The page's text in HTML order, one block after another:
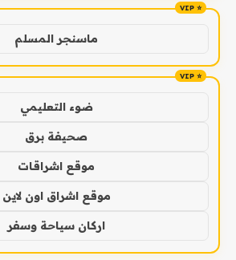
ماسنجر المسلم
ضوء التعليمي
صحيفة برق
موقع اشراقات
موقع اشراق اون لاين
اركان سياحة وسفر